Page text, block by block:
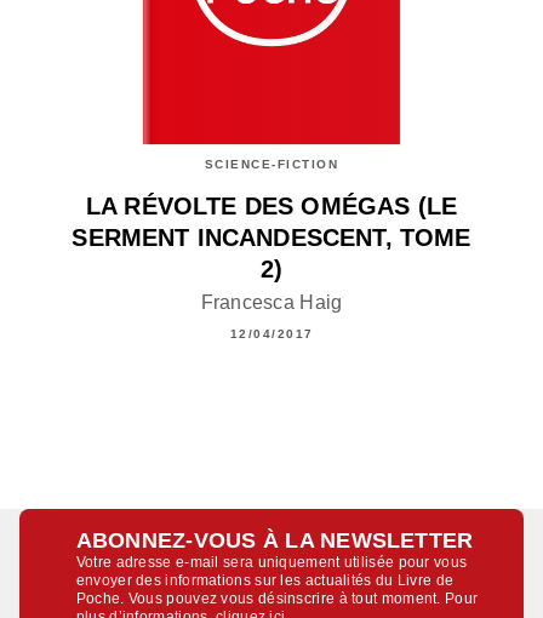
SCIENCE-FICTION
LA RÉVOLTE DES OMÉGAS (LE
SERMENT INCANDESCENT, TOME
2)
Francesca Haig
12/04/2017
ABONNEZ-VOUS À LA NEWSLETTER
Votre adresse e-mail sera uniquement utilisée pour vous
envoyer des informations sur les actualités du Livre de
Poche. Vous pouvez vous désinscrire à tout moment. Pour